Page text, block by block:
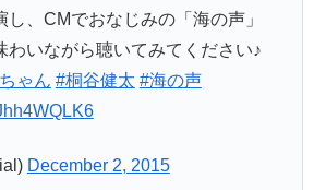
、CMでおなじみの「海の声」
わいながら聴いてみてください♪
ゃん #桐谷健太 #海の声
December 2, 2015